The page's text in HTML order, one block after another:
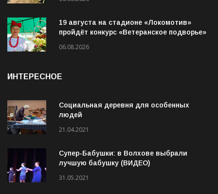
06.08.2026
19 августа на стадионе «Локомотив»
Социальная деревня для особенных
21.04.2021
Супер-Бабушки: в Волхове выбрали